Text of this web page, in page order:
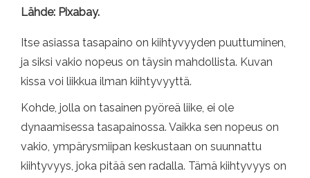
Lähde: Pixabay.
Itse asiassa tasapaino on kiihtyvyyden puuttuminen,
ja siksi vakio nopeus on täysin mahdollista. Kuvan
kissa voi liikkua ilman kiihtyvyyttä.
Kohde, jolla on tasainen pyöreä liike, ei ole
dynaamisessa tasapainossa. Vaikka sen nopeus on
vakio, ympärysmiipan keskustaan ​​on suunnattu
kiihtyvyys, joka pitää sen radalla. Tämä kiihtyvyys on